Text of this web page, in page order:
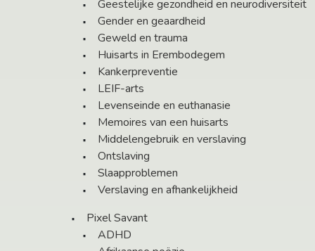
Geestelijke gezondheid en neurodiversiteit
Gender en geaardheid
Geweld en trauma
Huisarts in Erembodegem
Kankerpreventie
LEIF-arts
Levenseinde en euthanasie
Memoires van een huisarts
Middelengebruik en verslaving
Ontslaving
Slaapproblemen
Verslaving en afhankelijkheid
Pixel Savant
ADHD